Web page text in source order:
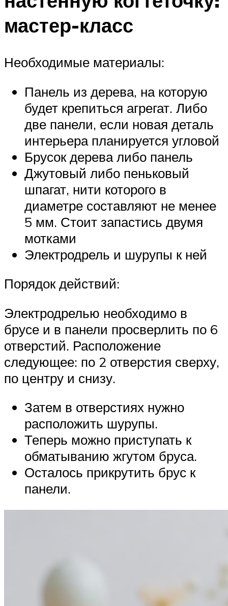
мастер-класс
Необходимые материалы:
Панель из дерева, на которую
будет крепиться агрегат. Либо
две панели, если новая деталь
интерьера планируется угловой
Брусок дерева либо панель
Джутовый либо пеньковый
шпагат, нити которого в
диаметре составляют не менее
5 мм. Стоит запастись двумя
мотками
Электродрель и шурупы к ней
Порядок действий:
Электродрелью необходимо в
брусе и в панели просверлить по 6
отверстий. Расположение
следующее: по 2 отверстия сверху,
по центру и снизу.
Затем в отверстиях нужно
расположить шурупы.
Теперь можно приступать к
обматыванию жгутом бруса.
Осталось прикрутить брус к
панели.